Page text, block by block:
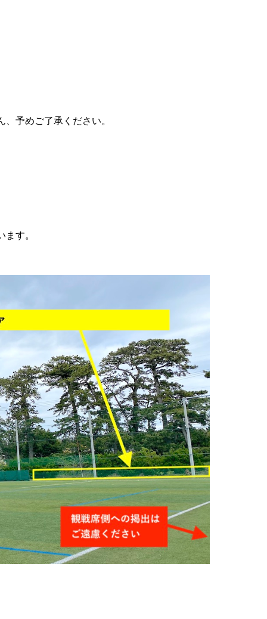
予めご了承ください。
す。